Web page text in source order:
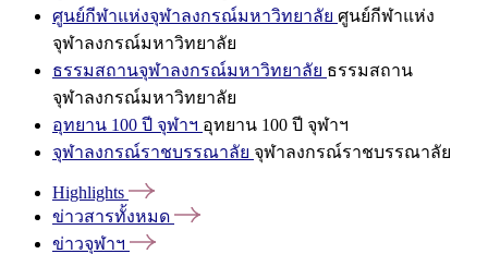
ศูนย์กีฬาแห่งจุฬาลงกรณ์มหาวิทยาลัย ศูนย์กีฬาแห่ง
จุฬาลงกรณ์มหาวิทยาลัย
ธรรมสถานจุฬาลงกรณ์มหาวิทยาลัย ธรรมสถาน
จุฬาลงกรณ์มหาวิทยาลัย
อุทยาน 100 ปี จุฬาฯ อุทยาน 100 ปี จุฬาฯ
จุฬาลงกรณ์ราชบรรณาลัย จุฬาลงกรณ์ราชบรรณาลัย
Highlights
ข่าวสารทั้งหมด
ข่าวจุฬาฯ